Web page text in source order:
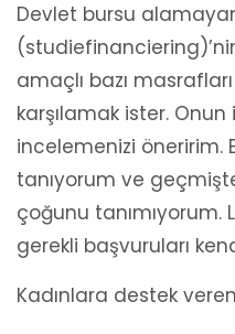
Devlet bursu
amaçlı bazı
karşılamak ister.
incelemenizi öneririm.
tanıyorum ve
çoğunu tanımıyorum.
gerekli başvuruları
Kadınlara destek